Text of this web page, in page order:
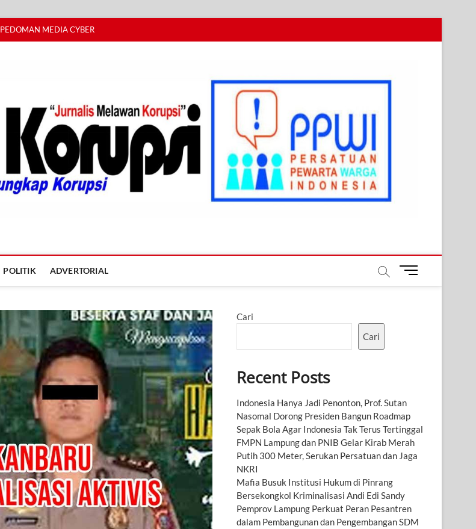
PEDOMAN MEDIA CYBER
POLITIK ADVERTORIAL
M
Cari
Cari
Recent Posts
Indonesia Hanya Jadi Penonton, Prof. Sutan
Nasomal Dorong Presiden Bangun Roadmap
Sepak Bola Agar Indonesia Tak Terus Tertinggal
FMPN Lampung dan PNIB Gelar Kirab Merah
Putih 300 Meter, Serukan Persatuan dan Jaga
NKRI
Mafia Busuk Institusi Hukum di Pinrang
Bersekongkol Kriminalisasi Andi Edi Sandy
Pemprov Lampung Perkuat Peran Pesantren
dalam Pembangunan dan Pengembangan SDM